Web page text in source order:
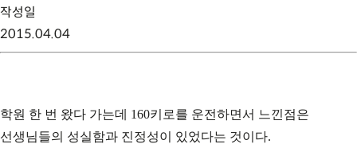
작성일
2015.04.04
학원 한 번 왔다 가는데 160키로를 운전하면서 느낀점은
선생님들의 성실함과 진정성이 있었다는 것이다.